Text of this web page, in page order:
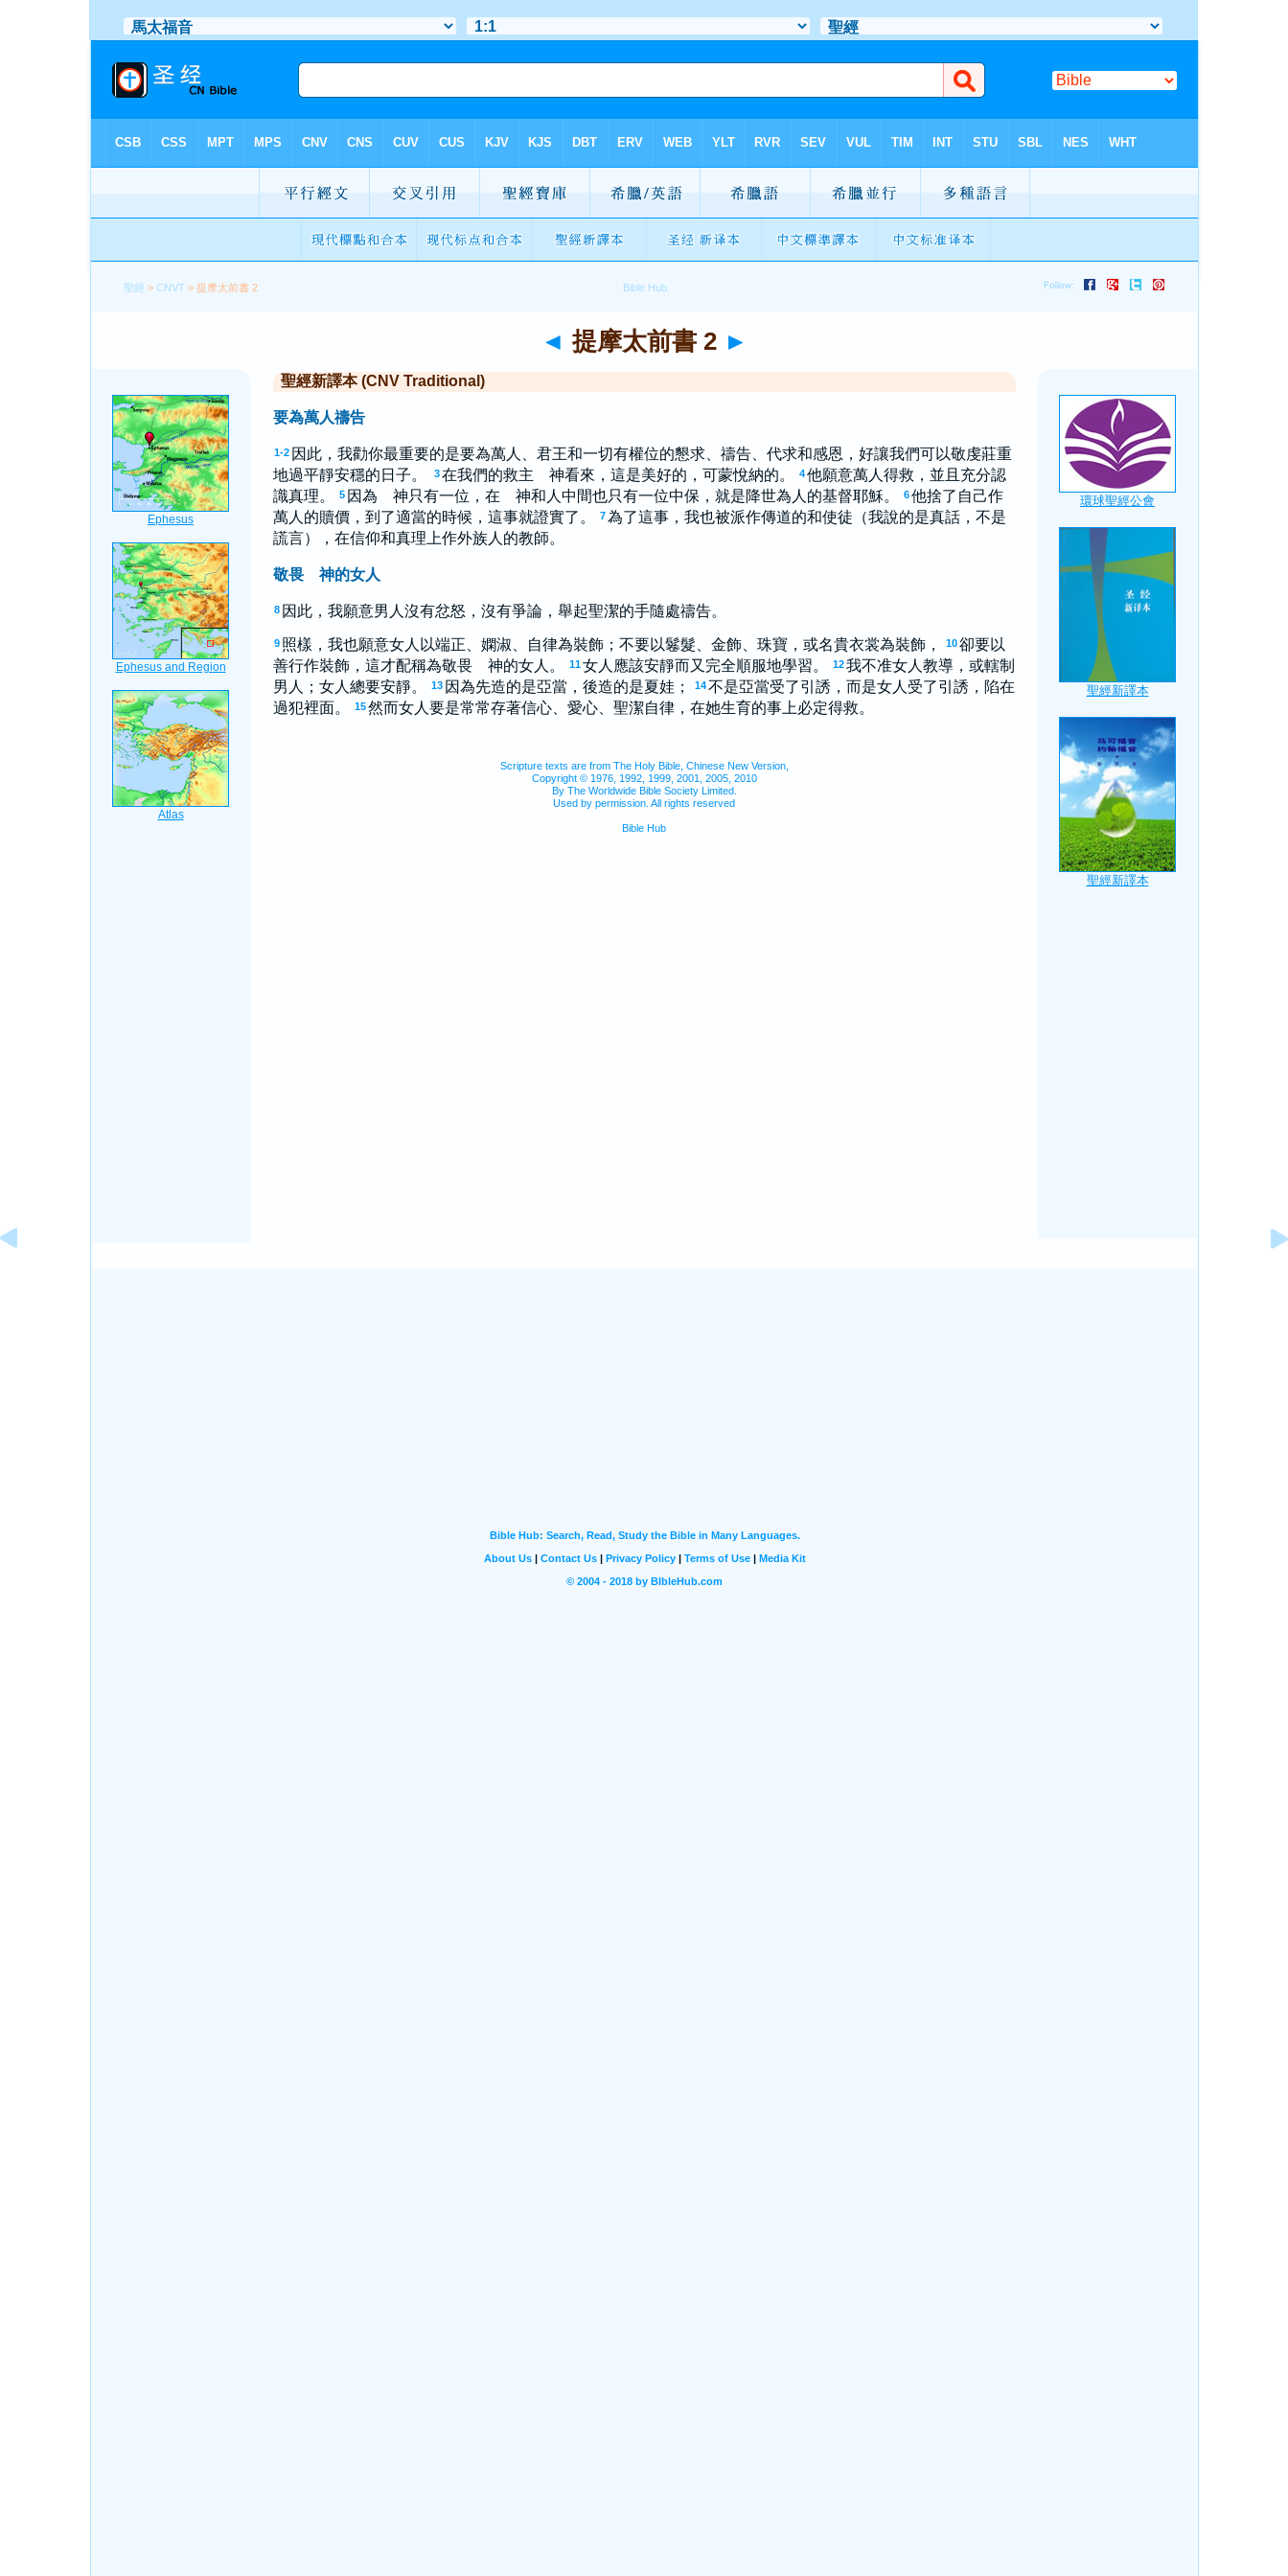
聖經 >CNVT > 提摩太前書 2
◄ 提摩太前書 2 ►
聖經新譯本 (CNV Traditional)
要為萬人禱告
1-2 因此，我勸你最重要的是要為萬人、君王和一切有權位的懇求、禱告、代求和感恩，好讓我們可以敬虔莊重
地過平靜安穩的日子。
3 在我們的救主 神看來，這是美好的，可蒙悅納的。 4 他願意萬人得救，並且充分認
識真理。
5 因為 神只有一位，在 神和人中間也只有一位中保，就是降世為人的基督耶穌。 6 他捨了自己作
萬人的贖價，到了適當的時候，這事就證實了。
7 為了這事，我也被派作傳道的和使徒（我說的是真話，不是
謊言），在信仰和真理上作外族人的教師。
敬畏 神的女人
8 因此，我願意男人沒有忿怒，沒有爭論，舉起聖潔的手隨處禱告。
9 照樣，我也願意女人以端正、嫻淑、自律為裝飾；不要以鬈髮、金飾、珠寶，或名貴衣裳為裝飾， 10 卻要以
善行作裝飾，這才配稱為敬畏 神的女人。
11 女人應該安靜而又完全順服地學習。 12 我不准女人教導，或轄制
男人；女人總要安靜。
13 因為先造的是亞當，後造的是夏娃； 14 不是亞當受了引誘，而是女人受了引誘，陷在
過犯裡面。
15 然而女人要是常常存著信心、愛心、聖潔自律，在她生育的事上必定得救。
Scripture texts are from The Holy Bible, Chinese New Version,
Copyright © 1976, 1992, 1999, 2001, 2005, 2010
By The Worldwide Bible Society Limited.
Used by permission. All rights reserved
Bible Hub